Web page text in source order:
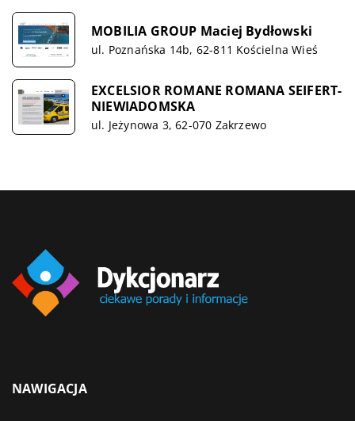
MOBILIA GROUP Maciej Bydłowski
ul. Poznańska 14b, 62-811 Kościelna Wieś
EXCELSIOR ROMANE ROMANA SEIFERT-
NIEWIADOMSKA
ul. Jeżynowa 3, 62-070 Zakrzewo
NAWIGACJA